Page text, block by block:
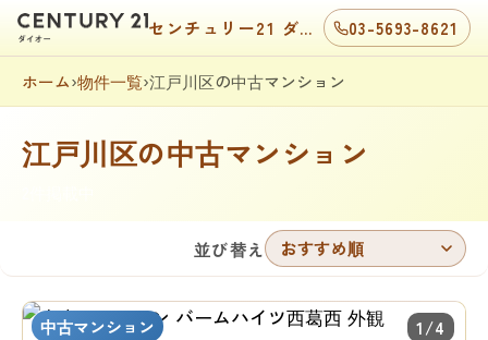
センチュリー21 ダイオー 03-5693-8621
ホーム›物件一覧›江戸川区の中古マンション
江戸川区の中古マンション
並び替え おすすめ順
中古マンション 1/4